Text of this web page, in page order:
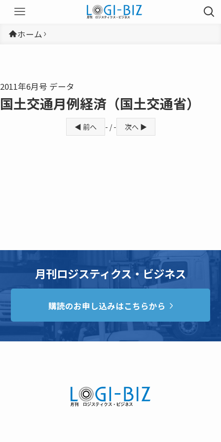
ホーム
2011年6月号 データ
国土交通月例経済（国土交通省）
◀ 前へ - / - 次へ ▶
月刊ロジスティクス・ビジネス
購読のお申し込みはこちらから